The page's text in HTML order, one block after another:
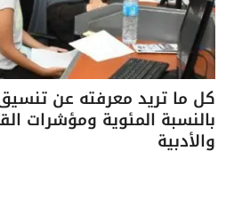
بالنسبة المئوية ومؤشرات
والأدبية